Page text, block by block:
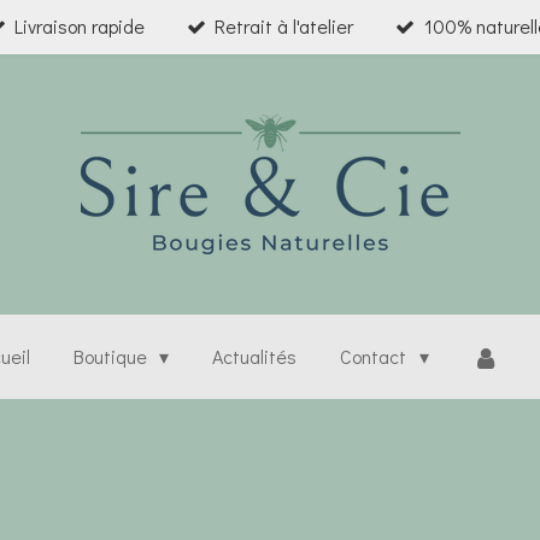
Livraison rapide Retrait à l'atelier 100%
Boutique Actualités Contact